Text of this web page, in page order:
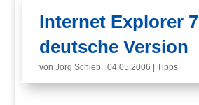
Internet Explorer 7
deutsche Version
vonJörg Schieb |04.05.2006 |Tipps